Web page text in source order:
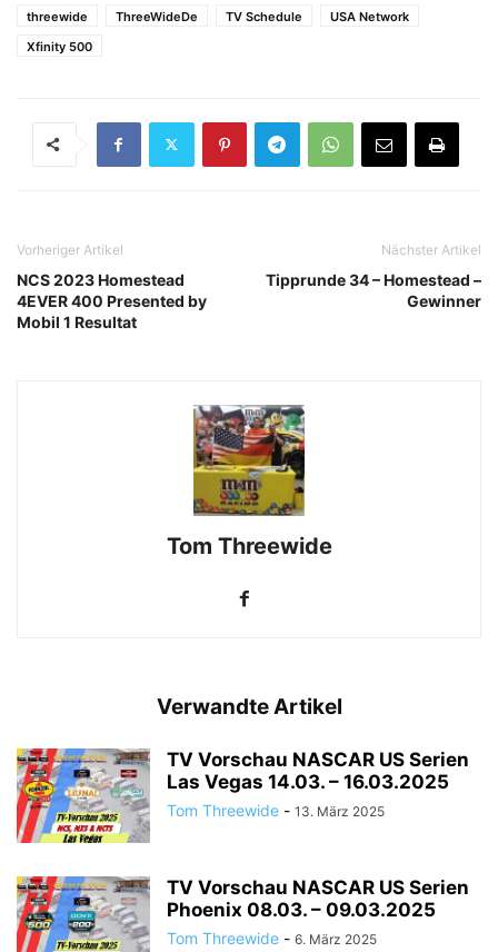
threewide
ThreeWideDe TV Schedule
USA Network
Xfinity 500
Vorheriger Artikel
NCS 2023 Homestead
4EVER 400 Presented by
Mobil 1 Resultat
Nächster Artikel
Tipprunde 34 – Homestead –
Gewinner
Tom Threewide
Verwandte Artikel
TV Vorschau NASCAR US Serien
Las Vegas 14.03. – 16.03.2025
Tom Threewide - 13. März 2025
TV Vorschau NASCAR US Serien
Phoenix 08.03. – 09.03.2025
Tom Threewide - 6. März 2025